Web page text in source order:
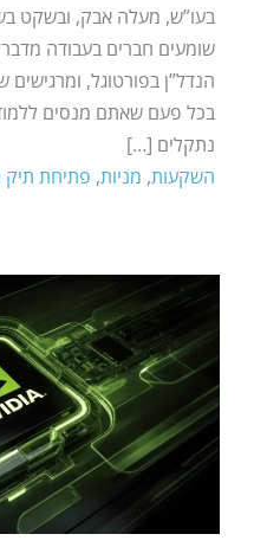
בעו”ש, מעלה אבק, ובשקט
הנדל”ן בפורטוגל,
בכל פעם שאתם מנסים
נתקלים […]
השקעות, מניות, פתיחת